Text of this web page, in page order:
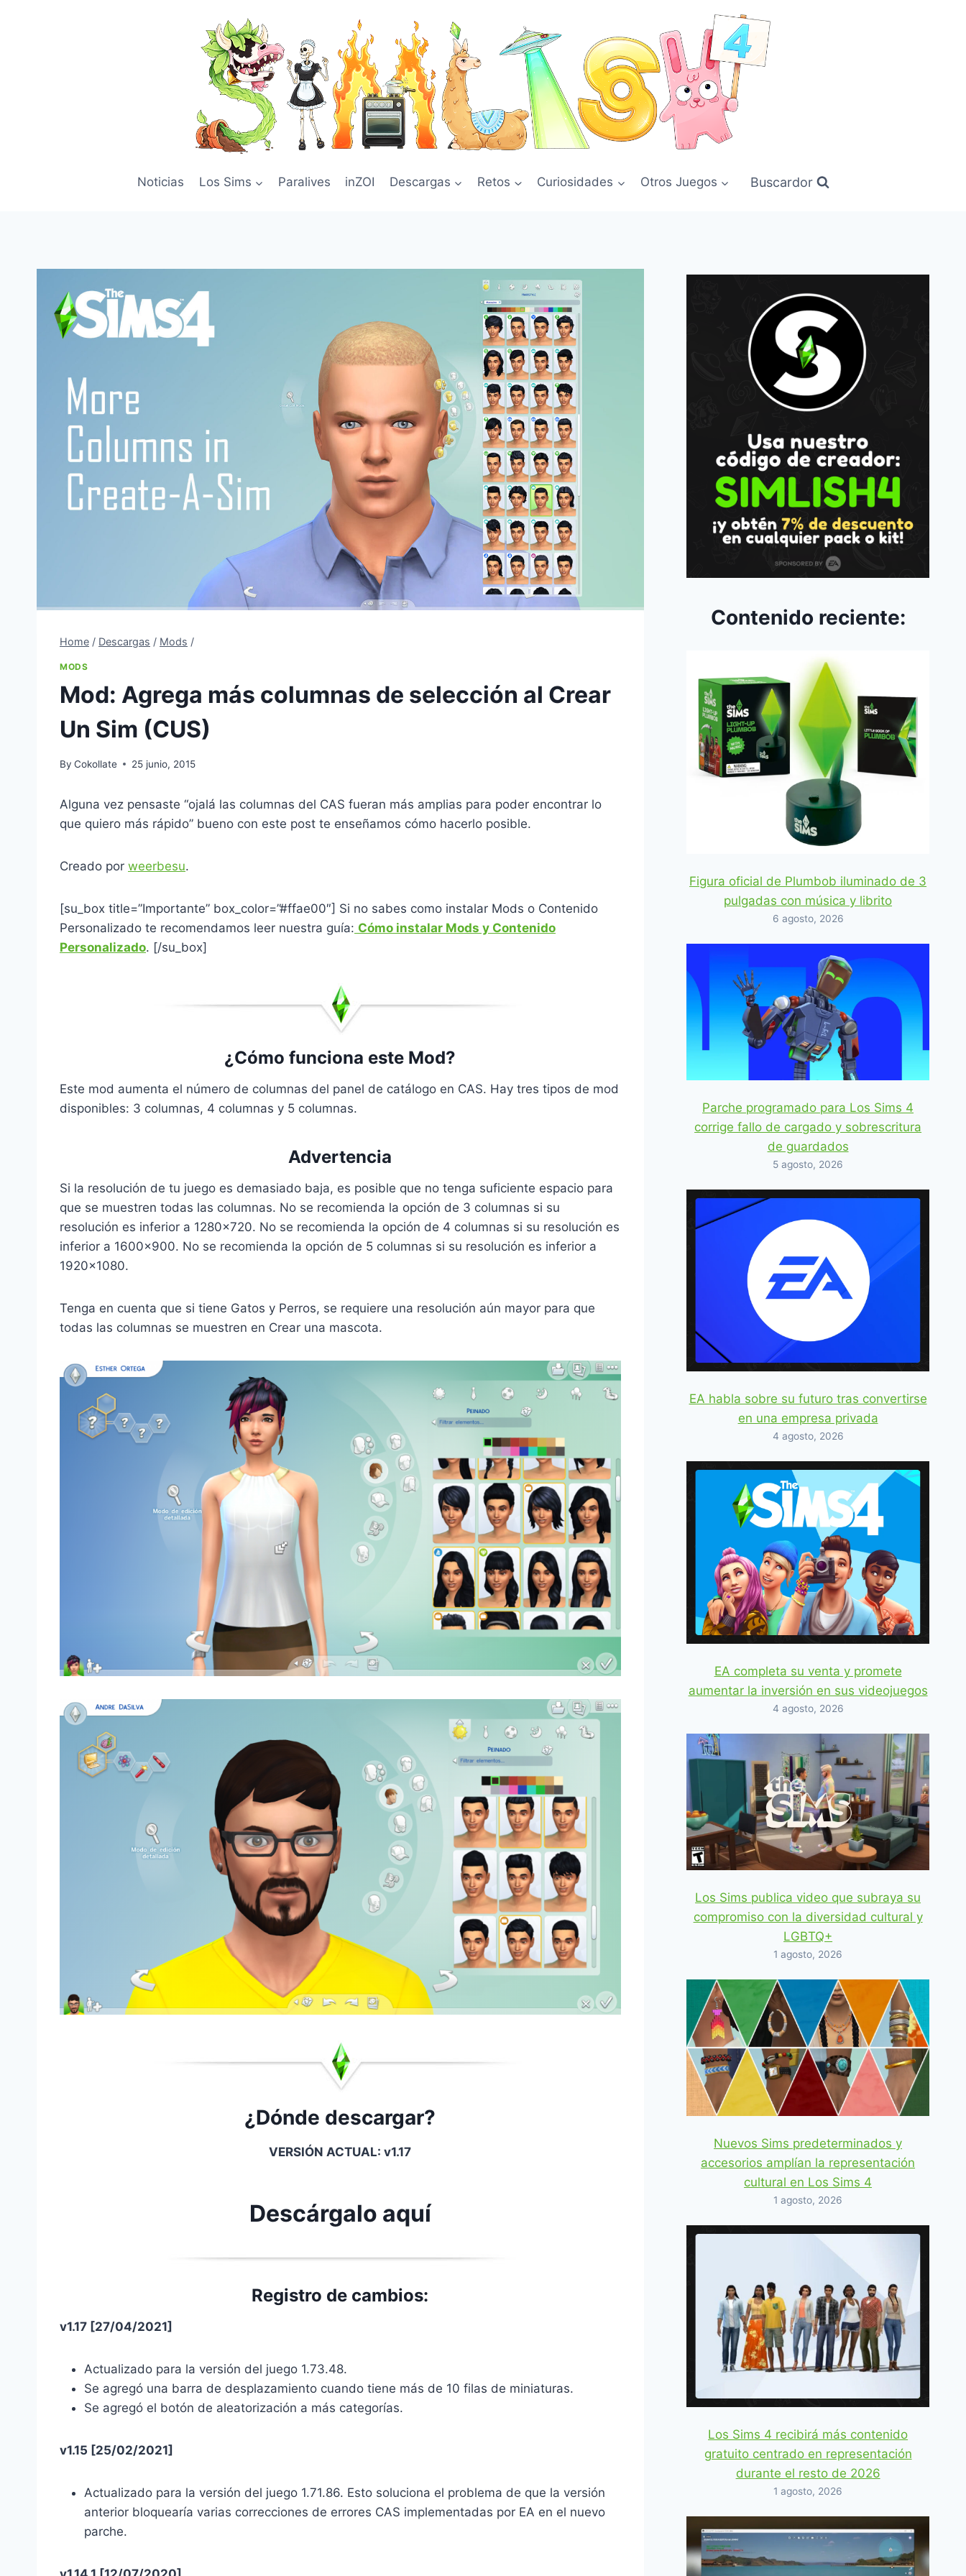
Noticias Los Sims Paralives inZOI Descargas Retos Curiosidades Otros Juegos Buscardor
Home / Descargas / Mods /
MODS
Mod: Agrega más columnas de selección al Crear
Un Sim (CUS)
By Cokollate 25 junio, 2015
Alguna vez pensaste “ojalá las columnas del CAS fueran más amplias para poder encontrar lo
que quiero más rápido” bueno con este post te enseñamos cómo hacerlo posible.
Creado por weerbesu.
[su_box title=”Importante” box_color=”#ffae00″] Si no sabes como instalar Mods o Contenido
Personalizado te recomendamos leer nuestra guía: Cómo instalar Mods y Contenido
Personalizado. [/su_box]
¿Cómo funciona este Mod?
Este mod aumenta el número de columnas del panel de catálogo en CAS. Hay tres tipos de mod
disponibles: 3 columnas, 4 columnas y 5 columnas.
Advertencia
Si la resolución de tu juego es demasiado baja, es posible que no tenga suficiente espacio para
que se muestren todas las columnas. No se recomienda la opción de 3 columnas si su
resolución es inferior a 1280×720. No se recomienda la opción de 4 columnas si su resolución es
inferior a 1600×900. No se recomienda la opción de 5 columnas si su resolución es inferior a
1920×1080.
Tenga en cuenta que si tiene Gatos y Perros, se requiere una resolución aún mayor para que
todas las columnas se muestren en Crear una mascota.
¿Dónde descargar?
VERSIÓN ACTUAL: v1.17
Descárgalo aquí
Registro de cambios:
v1.17 [27/04/2021]
Actualizado para la versión del juego 1.73.48.
Se agregó una barra de desplazamiento cuando tiene más de 10 filas de miniaturas.
Se agregó el botón de aleatorización a más categorías.
v1.15 [25/02/2021]
Actualizado para la versión del juego 1.71.86. Esto soluciona el problema de que la versión
anterior bloquearía varias correcciones de errores CAS implementadas por EA en el nuevo
parche.
Contenido reciente:
Figura oficial de Plumbob iluminado de 3
pulgadas con música y librito
6 agosto, 2026
Parche programado para Los Sims 4
corrige fallo de cargado y sobrescritura
de guardados
5 agosto, 2026
EA habla sobre su futuro tras convertirse
en una empresa privada
4 agosto, 2026
EA completa su venta y promete
aumentar la inversión en sus videojuegos
4 agosto, 2026
Los Sims publica video que subraya su
compromiso con la diversidad cultural y
LGBTQ+
1 agosto, 2026
Nuevos Sims predeterminados y
accesorios amplían la representación
cultural en Los Sims 4
1 agosto, 2026
Los Sims 4 recibirá más contenido
gratuito centrado en representación
durante el resto de 2026
1 agosto, 2026